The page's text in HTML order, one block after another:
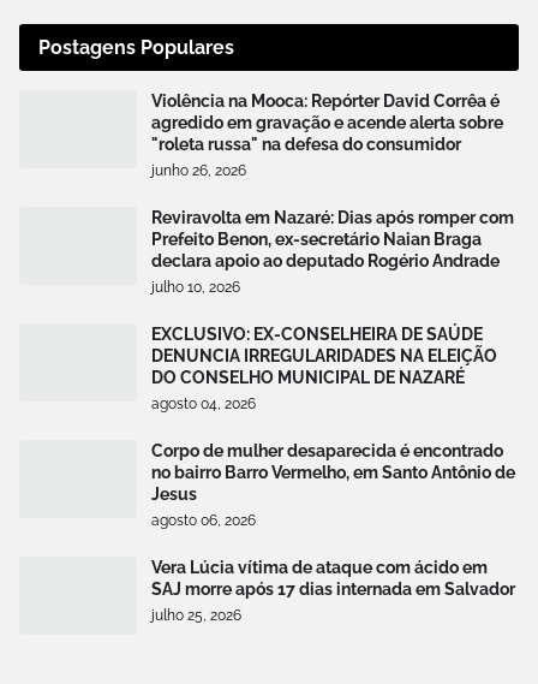
Postagens Populares
Violência na Mooca: Repórter David Corrêa é
agredido em gravação e acende alerta sobre
"roleta russa" na defesa do consumidor
junho 26, 2026
Reviravolta em Nazaré: Dias após romper com
Prefeito Benon, ex-secretário Naian Braga
declara apoio ao deputado Rogério Andrade
julho 10, 2026
EXCLUSIVO: EX-CONSELHEIRA DE SAÚDE
DENUNCIA IRREGULARIDADES NA ELEIÇÃO
DO CONSELHO MUNICIPAL DE NAZARÉ
agosto 04, 2026
Corpo de mulher desaparecida é encontrado
no bairro Barro Vermelho, em Santo Antônio de
Jesus
agosto 06, 2026
Vera Lúcia vítima de ataque com ácido em
SAJ morre após 17 dias internada em Salvador
julho 25, 2026